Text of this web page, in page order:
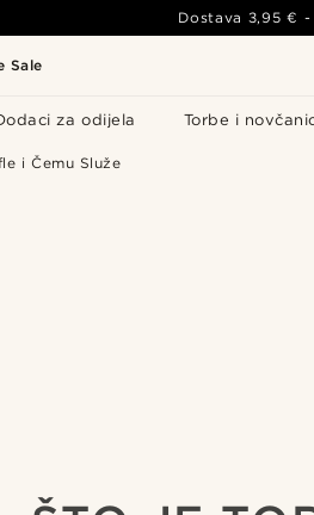
Sale
za odijela Torbe i
Dostava 3,95 € -
i Čemu Služe